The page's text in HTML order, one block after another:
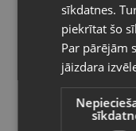
29.00€
izvēlēto
Vietnes
valodā
Valsts
sīkdatnes.
piekrītat šo
Par pārējām
jāizdara